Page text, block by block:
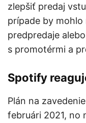
zlepšiť predaj
prípade by
predpredaje
s promotérmi a
Spotify
Plán na
februári 2021, no